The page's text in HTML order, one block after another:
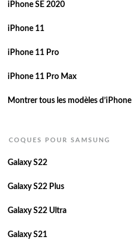
iPhone SE 2020
iPhone 11
iPhone 11 Pro
iPhone 11 Pro Max
Montrer tous les modèles d’iPhone
COQUES POUR SAMSUNG
Galaxy S22
Galaxy S22 Plus
Galaxy S22 Ultra
Galaxy S21